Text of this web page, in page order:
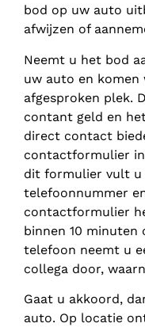
bod op uw auto
afwijzen of
Neemt u het bod
uw auto en komen
afgesproken plek.
contant geld en
direct contact
contactformulier
dit formulier vult u
telefoonnummer
contactformulier
binnen 10 minuten
telefoon neemt u
collega door,
Gaat u akkoord,
auto. Op locatie